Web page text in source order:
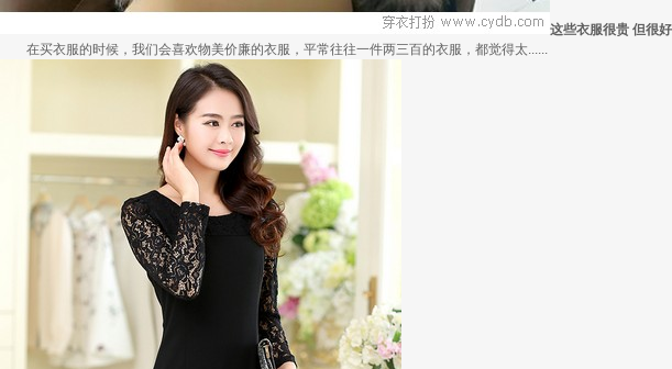
这些衣服很贵 但很好
在买衣服的时候，我们会喜欢物美价廉的衣服，平常往往一件两三百的衣服，都觉得太......